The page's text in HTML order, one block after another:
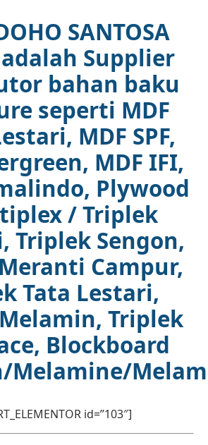
SANTOSA
Supplier
bahan baku
seperti MDF
MDF SPF,
MDF IFI,
Plywood
/ Triplek
Triplek Sengon,
Campur,
Tata Lestari,
Triplek
Blockboard
Melamine/
id=”103″]